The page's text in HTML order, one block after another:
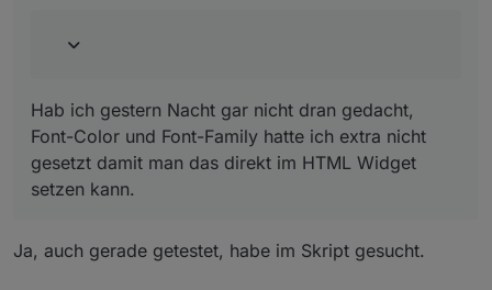
Hab ich gestern Nacht gar nicht dran gedacht,
Font-Color und Font-Family hatte ich extra nicht
gesetzt damit man das direkt im HTML Widget
setzen kann.
Ja, auch gerade getestet, habe im Skript gesucht.